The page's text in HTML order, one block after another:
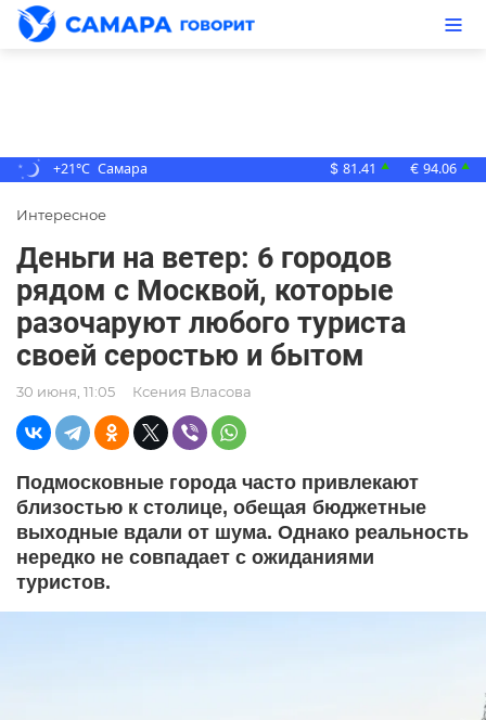
+21°C Самара $ 81.41 ▲ € 94.06 ▲
Интересное
Деньги на ветер: 6 городов
рядом с Москвой, которые
разочаруют любого туриста
своей серостью и бытом
30 июня, 11:05 Ксения Власова
Подмосковные города часто привлекают
близостью к столице, обещая бюджетные
выходные вдали от шума. Однако реальность
нередко не совпадает с ожиданиями
туристов.